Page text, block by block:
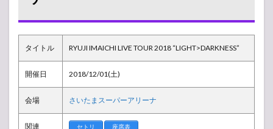
ブ
スー
パー
アリ
グッ
タイトル RYUJI IMAICHI LIVE TOUR 2018 “LIGHT>DARKNESS”
開催日 2018/12/01(土)
会場 さいたまスーパーアリーナ
関連 セトリ 座席表